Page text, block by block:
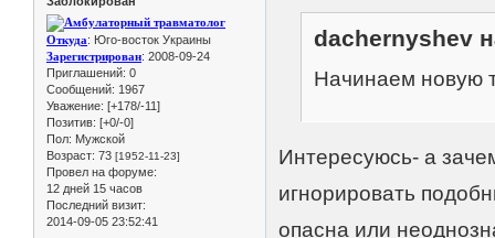
Откуда: Юго-восток Украины
Зарегистрирован: 2008-09-24
Приглашений: 0
Сообщений: 1967
Уважение: [+178/-11]
Позитив: [+0/-0]
Пол: Мужской
Возраст: 73 [1952-11-23]
Провел на форуме:
12 дней 15 часов
Последний визит:
2014-09-05 23:52:41
dachernyshev
Начинаем новую
Интересуюсь- а
игнорировать
опасна или